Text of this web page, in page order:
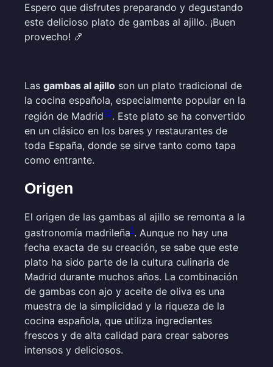
Espero que disfrutes preparando y degustando
este delicioso plato de gambas al ajillo. ¡Buen
provecho! 🍤
Las gambas al ajillo son un plato tradicional de
la cocina española, especialmente popular en la
región de Madrid12. Este plato se ha convertido
en un clásico en los bares y restaurantes de
toda España, donde se sirve tanto como tapa
como entrante.
Origen
El origen de las gambas al ajillo se remonta a la
gastronomía madrileña1. Aunque no hay una
fecha exacta de su creación, se sabe que este
plato ha sido parte de la cultura culinaria de
Madrid durante muchos años. La combinación
de gambas con ajo y aceite de oliva es una
muestra de la simplicidad y la riqueza de la
cocina española, que utiliza ingredientes
frescos y de alta calidad para crear sabores
intensos y deliciosos.